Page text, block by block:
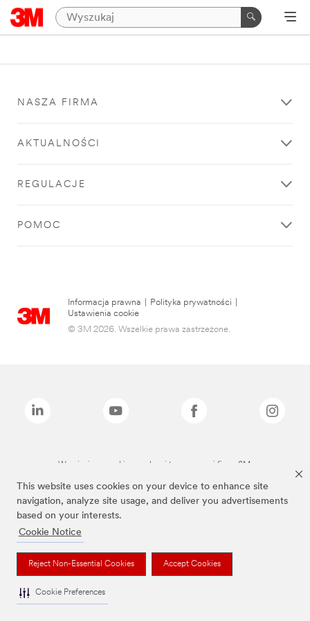
This website uses cookies on your device to enhance site
navigation, analyze site usage, and deliver you advertisements
based on your interests.
Cookie Notice
Reject Non-Essential Cookies Accept Cookies
Cookie Preferences
NASZA FIRMA
AKTUALNOŚCI
REGULACJE
POMOC
Informacja prawna Polityka prywatności
Ustawienia cookie
© 3M 2026. Wszelkie prawa zastrzeżone.
Wymienione marki są znakami towarowymi firmy 3M.